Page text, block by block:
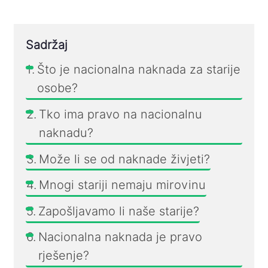
Sadržaj
Što je nacionalna naknada za starije
osobe?
Tko ima pravo na nacionalnu
naknadu?
Može li se od naknade živjeti?
Mnogi stariji nemaju mirovinu
Zapošljavamo li naše starije?
Nacionalna naknada je pravo
rješenje?